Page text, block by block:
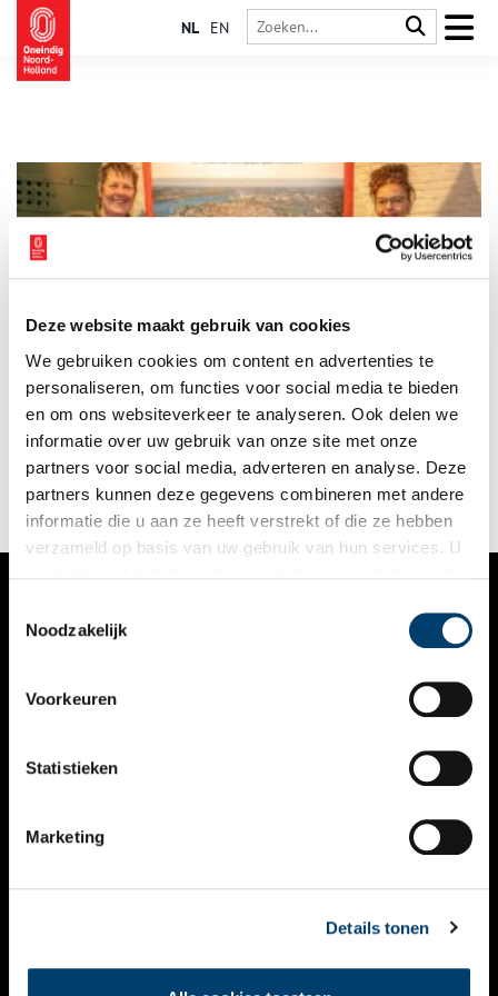
Deze website maakt gebruik van cookies
We gebruiken cookies om content en advertenties te
personaliseren, om functies voor social media te bieden
en om ons websiteverkeer te analyseren. Ook delen we
informatie over uw gebruik van onze site met onze
partners voor social media, adverteren en analyse. Deze
partners kunnen deze gegevens combineren met andere
informatie die u aan ze heeft verstrekt of die ze hebben
verzameld op basis van uw gebruik van hun services. U
Noodzakelijk
Voorkeuren
Statistieken
Marketing
Details tonen
NL EN
Stichting Forten Nederland heeft op 22 januari 2026 met trots
de jaarlijkse Linie Awards uitgereikt tijdens een drukbezochte
bijeenkomst op Fort bij Rijnauwen te Bunnik. Onder toeziend
oog van ruim 100 erfgoedrelaties ontvingen twee mensen, die
zich namens hun organisatie inzetten voor het behoud en de
ontwikkeling van het verdedigingserfgoed in Nederland, een
award: Eveline Blok van Vereniging Natuurmonumenten én
Audrey Satoer van Fort Kijkduin.
3 min
VERHALEN
KALENDER
THEMA’S
VIDEO’S
CONTACT